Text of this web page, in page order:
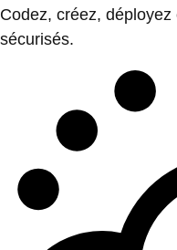
Codez, créez,
sécurisés.